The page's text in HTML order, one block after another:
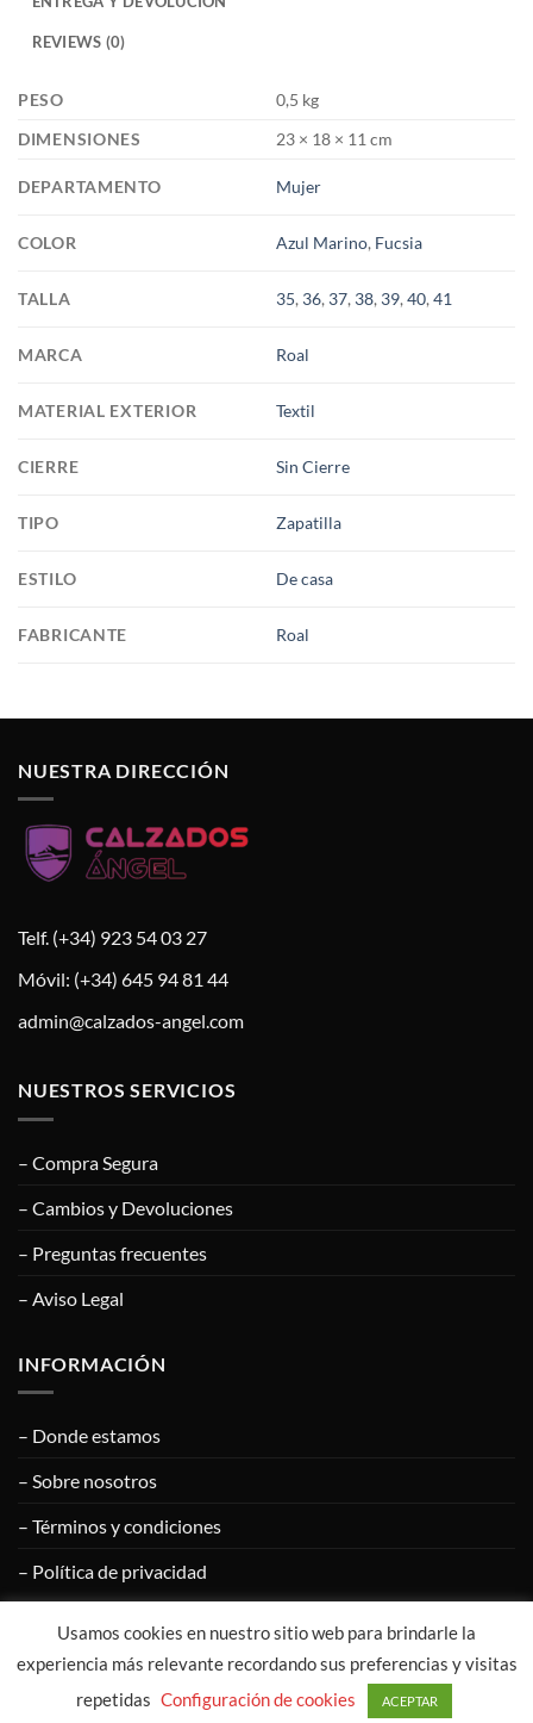
REVIEWS (0)
PESO
0,5 kg
DIMENSIONES
23 × 18 × 11 cm
DEPARTAMENTO Mujer
COLOR Azul Marino, Fucsia
TALLA 35, 36, 37, 38, 39,40,41
MARCA Roal
MATERIAL EXTERIOR Textil
CIERRE Sin Cierre
TIPO Zapatilla
ESTILO De casa
FABRICANTE Roal
NUESTRA DIRECCIÓN
Telf. (+34) 923 54 03 27
Móvil: (+34) 645 94 81 44
admin@calzados-angel.com
NUESTROS SERVICIOS
– Compra Segura
– Cambios y Devoluciones
– Preguntas frecuentes
– Aviso Legal
INFORMACIÓN
– Donde estamos
– Sobre nosotros
– Términos y condiciones
– Política de privacidad
Visa PayPal MasterCardGoogle
Pay
Apple
Pay
COPYRIGHT © 2020CALZADOS ÁNGEL
Usamos cookies en nuestro sitio web para brindarle la
experiencia más relevante recordando sus preferencias y visitas
repetidas Configuración de cookies ACEPTAR